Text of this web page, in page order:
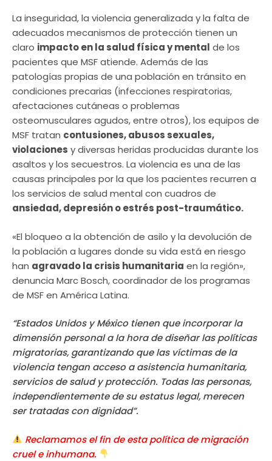
La inseguridad, la violencia generalizada y la falta de
adecuados mecanismos de protección tienen un
claro impacto en la salud física y mental de los
pacientes que MSF atiende. Además de las
patologías propias de una población en tránsito en
condiciones precarias (infecciones respiratorias,
afectaciones cutáneas o problemas
osteomusculares agudos, entre otros), los equipos de
MSF tratan contusiones, abusos sexuales,
violaciones y diversas heridas producidas durante los
asaltos y los secuestros. La violencia es una de las
causas principales por la que los pacientes recurren a
los servicios de salud mental con cuadros de
ansiedad, depresión o estrés post-traumático.
«El bloqueo a la obtención de asilo y la devolución de
la población a lugares donde su vida está en riesgo
han agravado la crisis humanitaria en la región»,
denuncia Marc Bosch, coordinador de los programas
de MSF en América Latina.
“Estados Unidos y México tienen que incorporar la
dimensión personal a la hora de diseñar las políticas
migratorias, garantizando que las víctimas de la
violencia tengan acceso a asistencia humanitaria,
servicios de salud y protección. Todas las personas,
independientemente de su estatus legal, merecen
ser tratadas con dignidad”.
Reclamamos el fin de esta política de migración
cruel e inhumana.